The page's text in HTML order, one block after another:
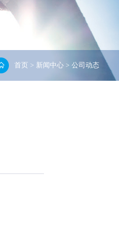
首页 > 新闻中心> 公司动态